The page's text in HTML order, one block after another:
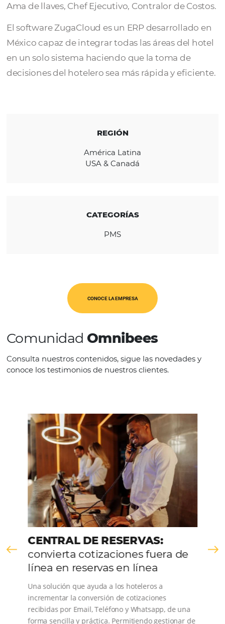
mexicana con más de 30 años de
mercado. Cuentan con un equipo con
en el sector hotelero en las áreas de
General, Ventas, Community Manager,
Manager, Contralor, Finanzas, División
México capaz de integrar todas las áreas
en un solo sistema haciendo que la toma de
USA & Canadá
CATEGORÍAS
PMS
CONOCE LA EMPRESA
ComunidadOmnibees
Consulta nuestros contenidos, sigue las
conoce los testimonios de nuestros clientes.